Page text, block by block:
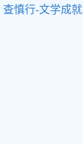
查慎行-文学成就